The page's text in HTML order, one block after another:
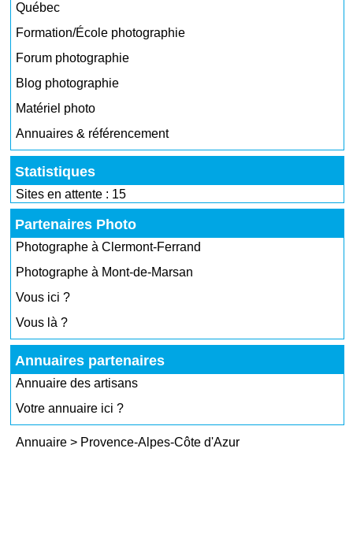
Québec
Formation/École photographie
Forum photographie
Blog photographie
Matériel photo
Annuaires & référencement
Statistiques
Sites en attente : 15
Partenaires Photo
Photographe à Clermont-Ferrand
Photographe à Mont-de-Marsan
Vous ici ?
Vous là ?
Annuaires partenaires
Annuaire des artisans
Votre annuaire ici ?
Annuaire > Provence-Alpes-Côte d'Azur